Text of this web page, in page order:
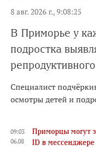
8 авг. 2026 г., 9:08:25
В Приморье у
подростка
Специалист
осмотры детей и
09:03
06.08
Приморцы могут
ID в